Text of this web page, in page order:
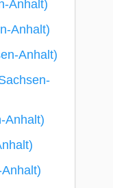
Anhalt)
Anhalt)
Anhalt)
Anhalt)